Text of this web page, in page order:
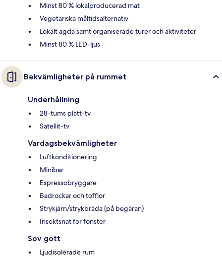
Minst 80 % lokalproducerad mat
Vegetariska måltidsalternativ
Lokalt ägda samt organiserade turer och aktiviteter
Minst 80 % LED-ljus
Bekvämligheter på rummet
Underhållning
28-tums platt-tv
Satellit-tv
Vardagsbekvämligheter
Luftkonditionering
Minibar
Espressobryggare
Badrockar och tofflor
Strykjärn/strykbräda (på begäran)
Insektsnät för fönster
Sov gott
Ljudisolerade rum